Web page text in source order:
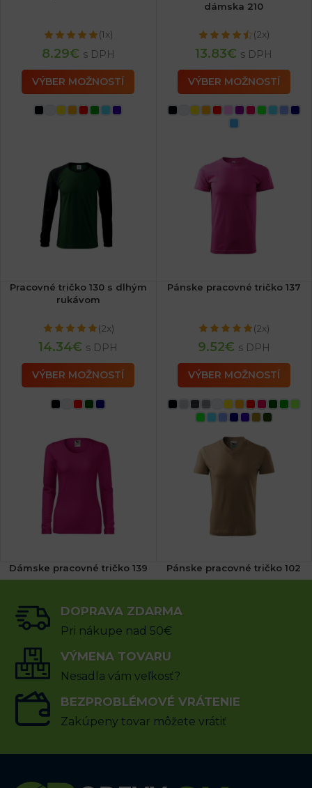
(1x)
8.29€ s DPH
VÝBER MOŽNOSTÍ
dámska 210
(2x)
13.83€ s DPH
VÝBER MOŽNOSTÍ
Pracovné tričko 130 s dlhým
rukávom
(2x)
14.34€ s DPH
VÝBER MOŽNOSTÍ
Pánske pracovné tričko 137
(2x)
9.52€ s DPH
VÝBER MOŽNOSTÍ
Dámske pracovné tričko 139
(3x)
14.34€ s DPH
VÝBER MOŽNOSTÍ
Pánske pracovné tričko 102
DOPRAVA ZDARMA
Pri nákupe nad 50€
VÝMENA TOVARU
Nesadla vám veľkosť?
BEZPROBLÉMOVÉ VRÁTENIE
Zakúpeny tovar môžete vrátiť